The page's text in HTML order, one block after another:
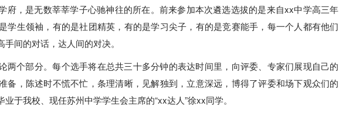
府，是无数莘莘学子心驰神往的所在。前来参加本次遴选选拔的是来自xx中学高三年
学生领袖，有的是社团精英，有的是学习尖子，有的是竞赛能手，每一个人都有他们
间的对话，达人间的对决。
两个部分。每个选手将在总共三十多分钟的表达时间里，向评委、专家们展现自己的
备，陈述时不慌不忙，条理清晰，见解独到，立意深远，博得了评委和场下观众们的
于我校、现任苏州中学学生会主席的“xx达人”徐xx同学。